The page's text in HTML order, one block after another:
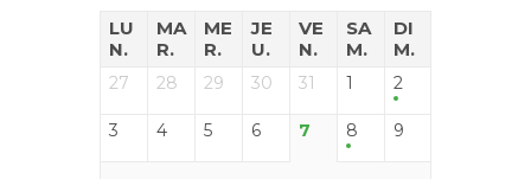
LU
N.
MA
R.
ME
R.
JE
U.
VE
N.
SA
M.
DI
M.
27 28 29 30 31 1 2
3 4 5 6 7 8 9